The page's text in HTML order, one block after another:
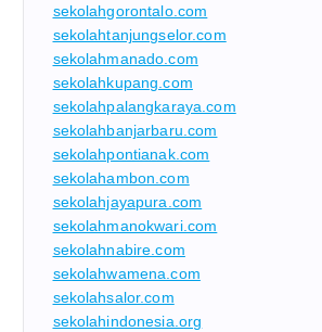
sekolahgorontalo.com
sekolahtanjungselor.com
sekolahmanado.com
sekolahkupang.com
sekolahpalangkaraya.com
sekolahbanjarbaru.com
sekolahpontianak.com
sekolahambon.com
sekolahjayapura.com
sekolahmanokwari.com
sekolahnabire.com
sekolahwamena.com
sekolahsalor.com
sekolahindonesia.org